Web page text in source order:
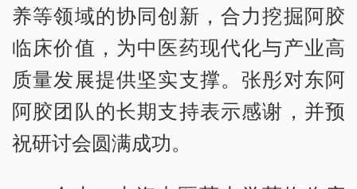
养等领域的协同创新，合力挖掘阿胶
临床价值，为中医药现代化与产业高
质量发展提供坚实支撑。张彤对东阿
阿胶团队的长期支持表示感谢，并预
祝研讨会圆满成功。